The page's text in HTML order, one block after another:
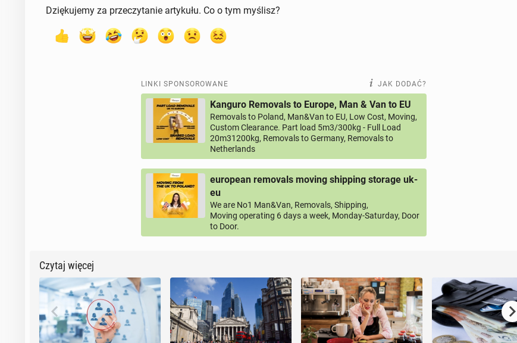
Dziękujemy za przeczytanie artykułu. Co o tym myślisz?
LINKI SPONSOROWANE JAK DODAĆ?
Kanguro Removals to Europe, Man & Van to EU
Removals to Poland, Man&Van to EU, Low Cost, Moving,
Custom Clearance. Part load 5m3/300kg - Full Load
20m31200kg, Removals to Germany, Removals to
Netherlands
european removals moving shipping storage uk-
eu
We are No1 Man&Van, Removals, Shipping,
Moving operating 6 days a week, Monday-Saturday, Door
to Door.
Czytaj więcej